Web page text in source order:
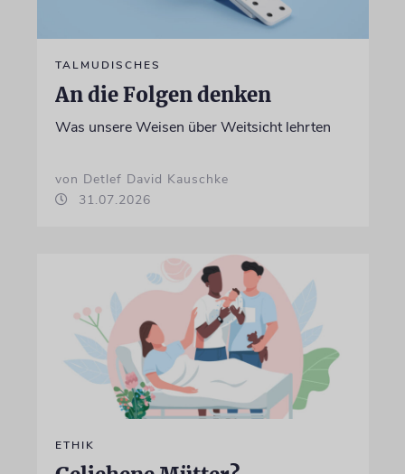
TALMUDISCHES
An die Folgen denken
Was unsere Weisen über Weitsicht lehrten
von Detlef David Kauschke
31.07.2026
ETHIK